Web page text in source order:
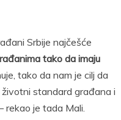
Srbije najčešće
tako da imaju
tako da nam je cilj da
standard građana i
rekao je tada Mali.